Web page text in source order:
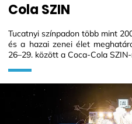
Cola SZIN
Tucatnyi színpadon több mint
és a hazai zenei élet
26–29. között a Coca-Cola